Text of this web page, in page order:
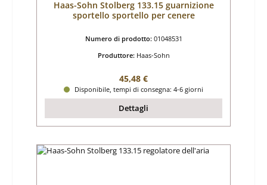
Haas-Sohn Stolberg 133.15 guarnizione
sportello sportello per cenere
Numero di prodotto: 01048531
Produttore: Haas-Sohn
Prezzo normale:
45,48 €
Disponibile, tempi di consegna: 4-6 giorni
Dettagli